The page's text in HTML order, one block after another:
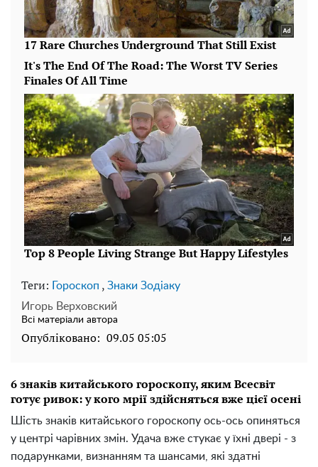
Теги: Гороскоп , Знаки Зодіаку
Игорь Верховский
Всі матеріали автора
Опубліковано: 09.05 05:05
6 знаків китайського гороскопу, яким Всесвіт
готує ривок: у кого мрії здійсняться вже цієї осені
Шість знаків китайського гороскопу ось-ось опиняться
у центрі чарівних змін. Удача вже стукає у їхні двері - з
подарунками, визнанням та шансами, які здатні